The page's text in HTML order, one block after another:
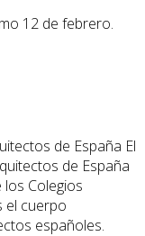
12 de febrero.
El
de España
los Colegios
el cuerpo
españoles.